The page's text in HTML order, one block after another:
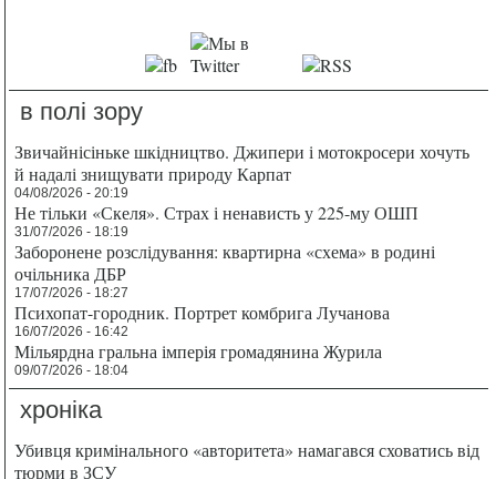
в полі зору
Звичайнісіньке шкідництво. Джипери і мотокросери хочуть
й надалі знищувати природу Карпат
04/08/2026 - 20:19
Не тільки «Скеля». Страх і ненависть у 225-му ОШП
31/07/2026 - 18:19
Заборонене розслідування: квартирна «схема» в родині
очільника ДБР
17/07/2026 - 18:27
Психопат-городник. Портрет комбрига Лучанова
16/07/2026 - 16:42
Мільярдна гральна імперія громадянина Журила
09/07/2026 - 18:04
хроніка
Убивця кримінального «авторитета» намагався сховатись від
тюрми в ЗСУ